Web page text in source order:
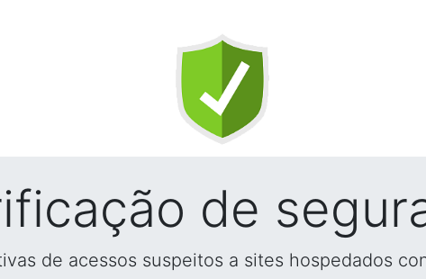
de
de acessos suspeitos a sites hospedados